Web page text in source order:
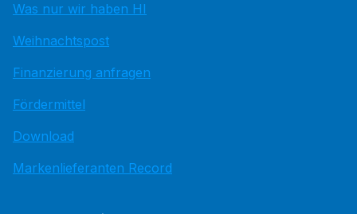
Was nur wir haben HI
Weihnachtspost
Finanzierung anfragen
Fördermittel
Download
Markenlieferanten Record